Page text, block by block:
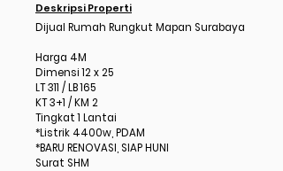
Deskripsi Properti
Dijual Rumah Rungkut Mapan Surabaya
Harga 4M
Dimensi 12 x 25
LT 311 / LB 165
KT 3+1 / KM 2
Tingkat 1 Lantai
*Listrik 4400w, PDAM
*BARU RENOVASI, SIAP HUNI
Surat SHM